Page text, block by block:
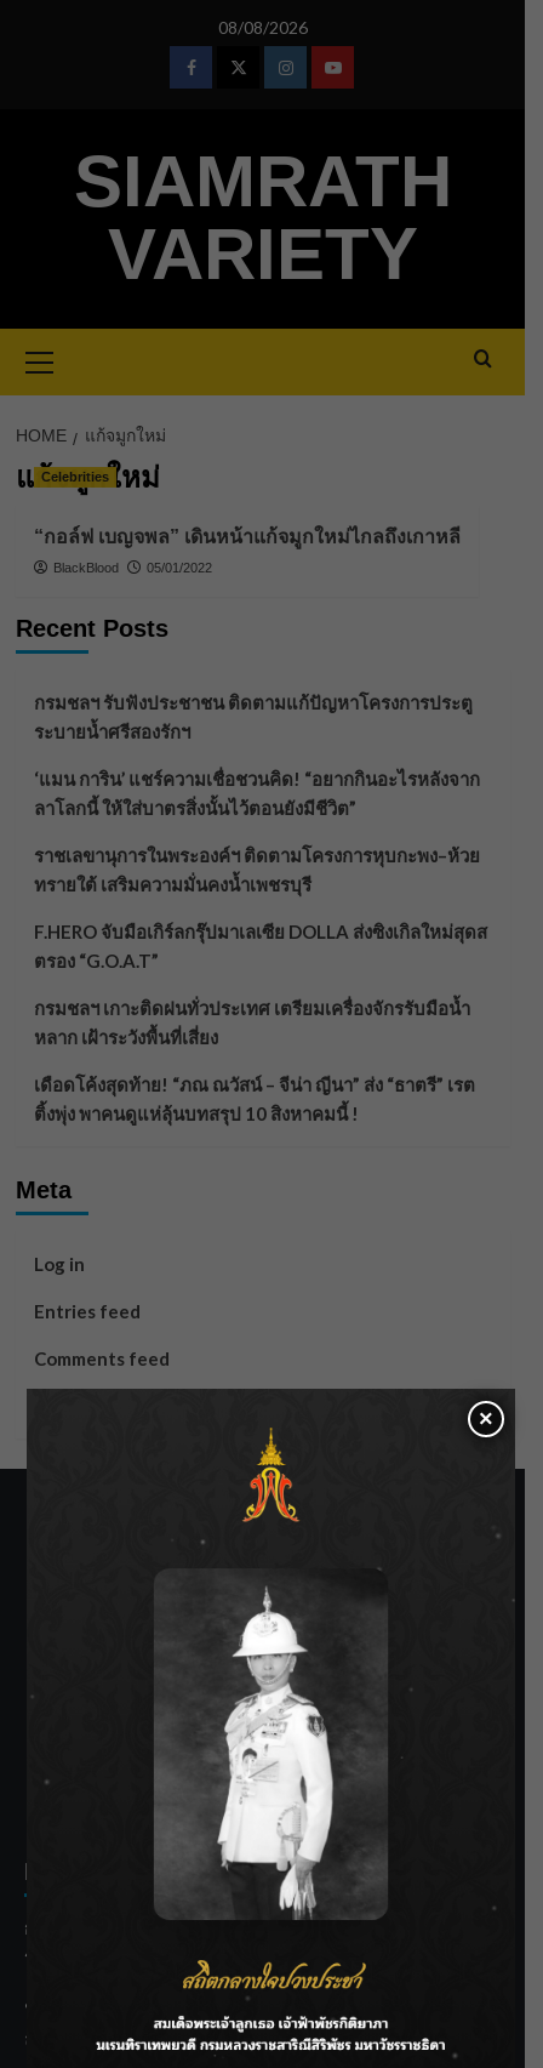
08/08/2026
FacebookTwitterInstagramYoutube
SIAMRATH
VARIETY
Menu
HOME แก้จมูกใหม่
แก้จมูกใหม่
Celebrities
“กอล์ฟ เบญจพล” เดินหน้าแก้จมูกใหม่ไกลถึงเกาหลี
BlackBlood 05/01/2022
Recent Posts
กรมชลฯ รับฟังประชาชน ติดตามแก้ปัญหาโครงการประตู
ระบายน้ำศรีสองรักฯ
‘แมน การิน’ แชร์ความเชื่อชวนคิด! “อยากกินอะไรหลังจาก
ลาโลกนี้ ให้ใส่บาตรสิ่งนั้นไว้ตอนยังมีชีวิต”
ราชเลขานุการในพระองค์ฯ ติดตามโครงการหุบกะพง–ห้วย
ทรายใต้ เสริมความมั่นคงน้ำเพชรบุรี
F.HERO จับมือเกิร์ลกรุ๊ปมาเลเซีย DOLLA ส่งซิงเกิลใหม่สุดส
ตรอง “G.O.A.T”
กรมชลฯ เกาะติดฝนทั่วประเทศ เตรียมเครื่องจักรรับมือน้ำ
หลาก เฝ้าระวังพื้นที่เสี่ยง
เดือดโค้งสุดท้าย! “ภณ ณวัสน์ – จีน่า ญีนา” ส่ง “ธาตรี” เรต
ติ้งพุ่ง พาคนดูแห่ลุ้นบทสรุป 10 สิงหาคมนี้ !
Meta
Log in
Entries feed
Comments feed
SIAMRATH VARIETY
THE BEST ENTERTAINMENT
Recent Posts
กรมชลฯ รับฟังประชาชน ติดตามแก้ปัญหาโครงการประตู
ระบายน้ำศรีสองรักฯ
‘แมน การิน’ แชร์ความเชื่อชวนคิด! “อยากกินอะไรหลังจาก
ลาโลกนี้ ให้ใส่บาตรสิ่งนั้นไว้ตอนยังมีชีวิต”
×